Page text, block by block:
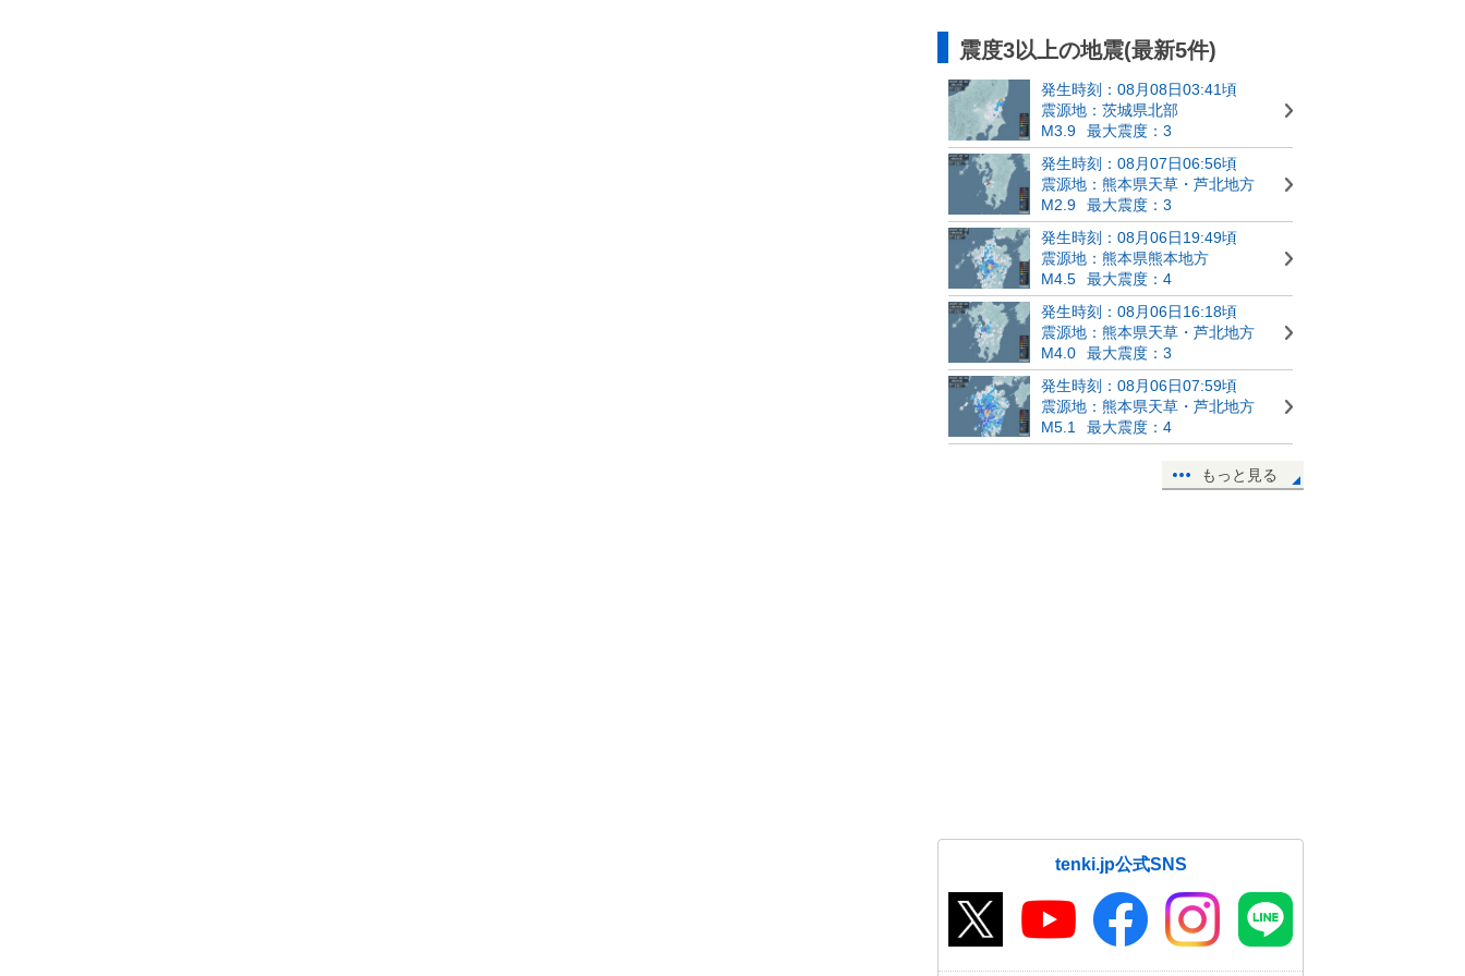
震度3以上の地震(最新5件)
発生時刻：08月08日03:41頃
震源地：茨城県北部
M3.9
最大震度：3
発生時刻：08月07日06:56頃
震源地：熊本県天草・芦北地方
M2.9
最大震度：3
発生時刻：08月06日19:49頃
震源地：熊本県熊本地方
M4.5
最大震度：4
発生時刻：08月06日16:18頃
震源地：熊本県天草・芦北地方
M4.0
最大震度：3
発生時刻：08月06日07:59頃
震源地：熊本県天草・芦北地方
M5.1
最大震度：4
もっと見る
tenki.jp公式SNS